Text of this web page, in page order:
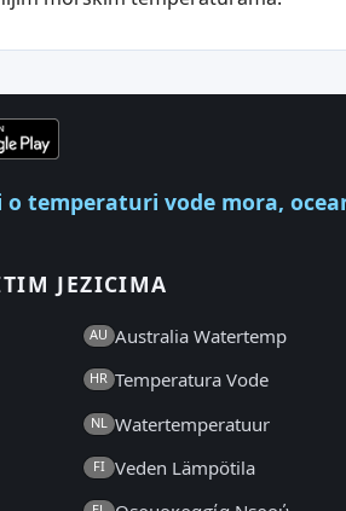
temperaturi vode mora,
JEZICIMA
AU Australia Watertemp
HR Temperatura Vode
NL Watertemperatuur
FI Veden Lämpötila